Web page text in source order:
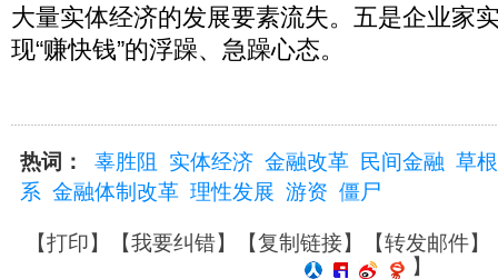
大量实体经济的发展要素流失。五是企业家
现“赚快钱”的浮躁、急躁心态。
热词： 辜胜阻 实体经济 金融改革 民间金融 草
系 金融体制改革 理性发展 游资 僵尸
【打印】【我要纠错】【复制链接】【转发邮件】
】